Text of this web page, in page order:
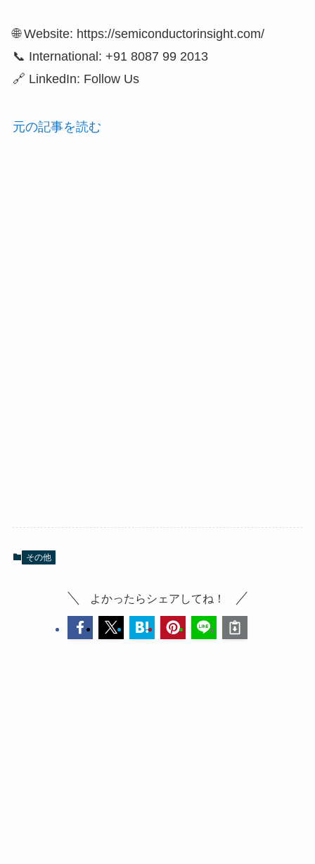
🌐 Website: https://semiconductorinsight.com/
📞 International: +91 8087 99 2013
🔗 LinkedIn: Follow Us
元の記事を読む
その他
よかったらシェアしてね！